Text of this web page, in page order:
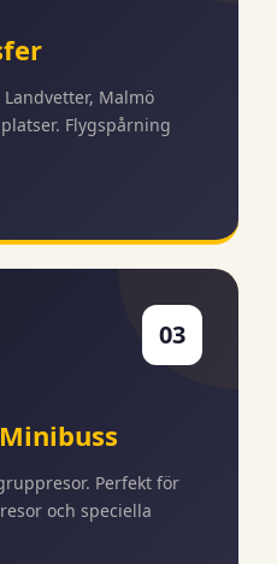
Malmö
Flygspårning
03
Perfekt för
och speciella